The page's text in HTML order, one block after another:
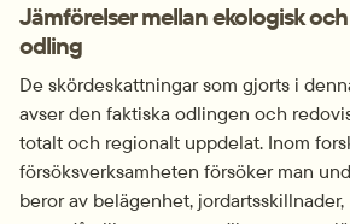
Jämförelser mellan ekologisk
odling
De skördeskattningar som gjorts i
avser den faktiska odlingen och
totalt och regionalt uppdelat. Inom
försöksverksamheten försöker man
beror av belägenhet,